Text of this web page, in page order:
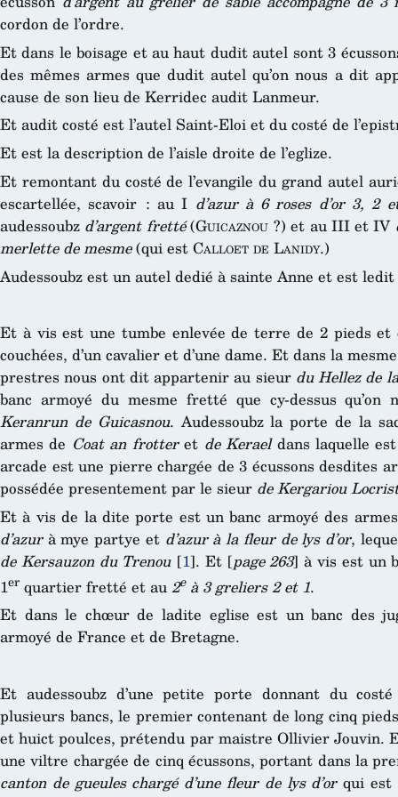
cordon de l’ordre.
Et dans le boisage et au haut dudit autel sont 3
des mêmes armes que dudit autel qu’on nous a dit
cause de son lieu de Kerridec audit Lanmeur.
Et audit costé est l’autel Saint-Eloi et du costé de
Et est la description de l’aisle droite de l’eglize.
Et remontant du costé de l’evangile du grand autel
escartellée, scavoir : au I d’azur à 6 roses d’or 3, 2
audessoubz d’argent fretté(Guicaznou?) et au III et IV
merlette de mesme(qui est Calloet de Lanidy.)
Audessoubz est un autel dedié à sainte Anne et est
Et à vis est une tumbe enlevée de terre de 2 pieds
couchées, d’un cavalier et d’une dame. Et dans la
prestres nous ont dit appartenir au sieur du Hellez de
banc armoyé du mesme fretté que cy-dessus
Keranrun de Guicasnou. Audessoubz la porte de la
armes de Coat an frotteret de Keraeldans laquelle
arcade est une pierre chargée de 3 écussons desdites
possédée presentement par le sieur de Kergariou
Et à vis de la dite porte est un banc armoyé des
d’azurà mye partye et d’azur à la fleur de lys d’or,
de Kersauzon du Trenou[1]. Et [page 263] à vis est un
1er quartier fretté et au 2eà 3 greliers 2 et 1.
Et dans le chœur de ladite eglise est un banc des
armoyé de France et de Bretagne.
Et audessoubz d’une petite porte donnant du
plusieurs bancs, le premier contenant de long cinq
et huict poulces, prétendu par maistre Ollivier Jouvin.
une viltre chargée de cinq écussons, portant dans la
canton de gueules chargé d’une fleur de lys d’orqui est